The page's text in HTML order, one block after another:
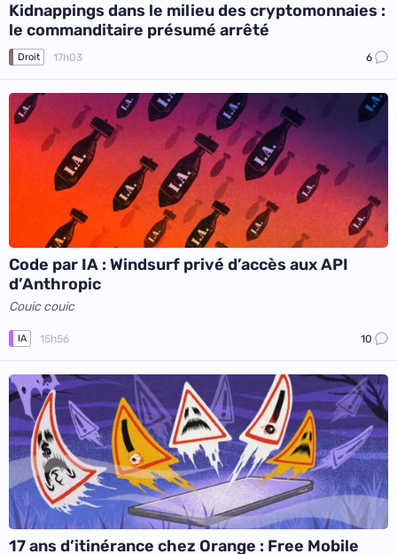
Kidnappings dans le milieu des cryptomonnaies :
le commanditaire présumé arrêté
Droit 17h03 6
Code par IA : Windsurf privé d’accès aux API
d’Anthropic
Couic couic
IA 15h56 10
17 ans d’itinérance chez Orange : Free Mobile